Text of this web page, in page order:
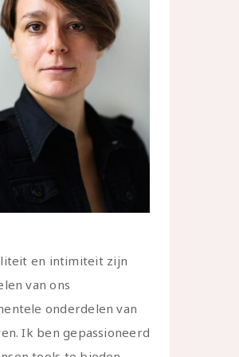
en intimiteit zijn
van ons
onderdelen van
Ik ben gepassioneerd